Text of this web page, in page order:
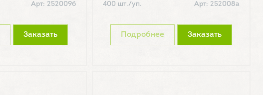
Арт: 252009б
Заказать
400 шт./уп. Арт: 252008а
Подробнее Заказать